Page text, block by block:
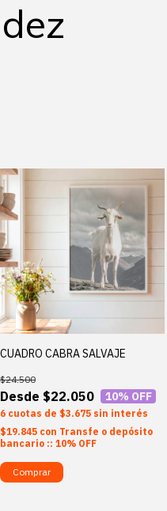
CUADRO CABRA SALVAJE
$22.050
$24.500
10% OFF
6 $3.675 sin interés
$19.845 con Transfe o depósito
bancario :: 10% OFF
Comprar